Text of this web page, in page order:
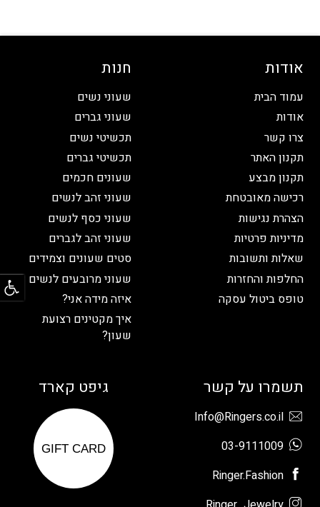
אודות
עמוד הבית
אודות
צרו קשר
תקנון האתר
תקנון מבצע
רכישה מאובטחת
הצהרת נגישות
מדיניות פרטיות
שאלות ותשובות
החלפות והחזרות
טופס ביטול עסקה
חנות
שעוני נשים
שעוני גברים
תכשיטי נשים
תכשיטי גברים
שעונים חכמים
שעוני זהב לנשים
שעוני כסף לנשים
שעוני זהב לגברים
סטים שעונים וצמידים
שעוני מרובעים לנשים
איזה מידה אני?
איך מקטינים רצועת
שעון?
תשמרו על קשר
Info@Ringers.co.il
03-9111009
Ringer.Fashion
גיפט קארד
GIFT CARD